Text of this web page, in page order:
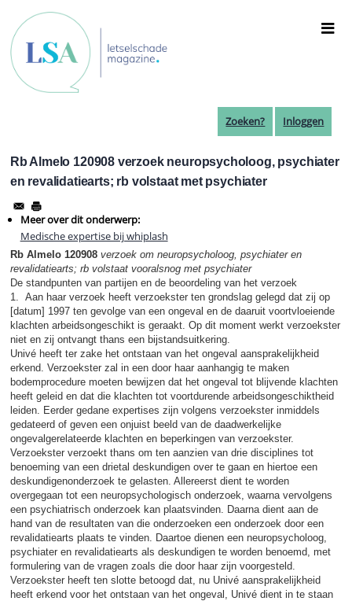
naar
de
inhoud
gaan
Zoeken? Inloggen
Rb Almelo 120908 verzoek neuropsycholoog, psychiater
en revalidatiearts; rb volstaat met psychiater
Meer over dit onderwerp:
Medische expertise bij whiplash
Rb Almelo 120908 verzoek om neuropsycholoog, psychiater en
revalidatiearts; rb volstaat vooralsnog met psychiater
De standpunten van partijen en de beoordeling van het verzoek
1. Aan haar verzoek heeft verzoekster ten grondslag gelegd dat zij op
[datum] 1997 ten gevolge van een ongeval en de daaruit voortvloeiende
klachten arbeidsongeschikt is geraakt. Op dit moment werkt verzoekster
niet en zij ontvangt thans een bijstandsuitkering.
Univé heeft ter zake het ontstaan van het ongeval aansprakelijkheid
erkend. Verzoekster zal in een door haar aanhangig te maken
bodemprocedure moeten bewijzen dat het ongeval tot blijvende klachten
heeft geleid en dat die klachten tot voortdurende arbeidsongeschiktheid
leiden. Eerder gedane expertises zijn volgens verzoekster inmiddels
gedateerd of geven een onjuist beeld van de daadwerkelijke
ongevalgerelateerde klachten en beperkingen van verzoekster.
Verzoekster verzoekt thans om ten aanzien van drie disciplines tot
benoeming van een drietal deskundigen over te gaan en hiertoe een
deskundigenonderzoek te gelasten. Allereerst dient te worden
overgegaan tot een neuropsychologisch onderzoek, waarna vervolgens
een psychiatrisch onderzoek kan plaatsvinden. Daarna dient aan de
hand van de resultaten van die onderzoeken een onderzoek door een
revalidatiearts plaats te vinden. Daartoe dienen een neuropsycholoog,
psychiater en revalidatiearts als deskundigen te worden benoemd, met
formulering van de vragen zoals die door haar zijn voorgesteld.
Verzoekster heeft ten slotte betoogd dat, nu Univé aansprakelijkheid
heeft erkend voor het ontstaan van het ongeval, Univé dient in te staan